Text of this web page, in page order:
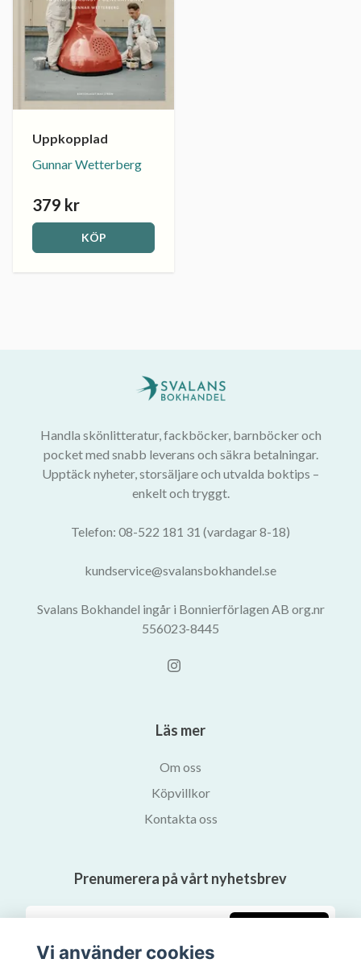
Uppkopplad
Gunnar Wetterberg
379 kr
KÖP
Handla skönlitteratur, fackböcker, barnböcker och
pocket med snabb leverans och säkra betalningar.
Upptäck nyheter, storsäljare och utvalda boktips –
enkelt och tryggt.
Telefon: 08-522 181 31 (vardagar 8-18)
kundservice@svalansbokhandel.se
Svalans Bokhandel ingår i Bonnierförlagen AB org.nr
556023-8445
Läs mer
Om oss
Köpvillkor
Kontakta oss
Prenumerera på vårt nyhetsbrev
Vi använder cookies